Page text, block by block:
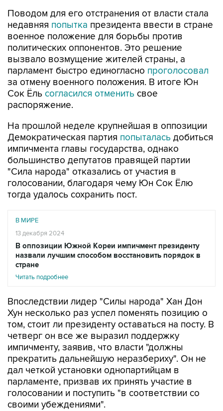
Поводом для его отстранения от власти стала
недавняя попытка президента ввести в стране
военное положение для борьбы против
политических оппонентов. Это решение
вызвало возмущение жителей страны, а
парламент быстро единогласно проголосовал
за отмену военного положения. В итоге Юн
Сок Ёль согласился отменить свое
распоряжение.
На прошлой неделе крупнейшая в оппозиции
Демократическая партия попыталась добиться
импичмента главы государства, однако
большинство депутатов правящей партии
"Сила народа" отказались от участия в
голосовании, благодаря чему Юн Сок Ёлю
тогда удалось сохранить пост.
В МИРЕ
13 декабря 2024
В оппозиции Южной Кореи импичмент президенту
назвали лучшим способом восстановить порядок в
стране
Читать подробнее
Впоследствии лидер "Силы народа" Хан Дон
Хун несколько раз успел поменять позицию о
том, стоит ли президенту оставаться на посту. В
четверг он все же выразил поддержку
импичменту, заявив, что власти "должны
прекратить дальнейшую неразбериху". Он не
дал четкой установки однопартийцам в
парламенте, призвав их принять участие в
голосовании и поступить "в соответствии со
своими убеждениями".